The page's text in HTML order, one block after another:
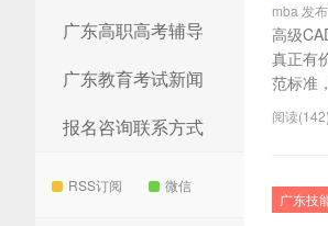
广东高职高考辅导
广东教育考试新闻
报名咨询联系方式
RSS订阅 微信
mba 发
高级
真正有
范标准
阅读(142)
广东技